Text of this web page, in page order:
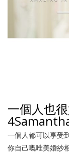
一個人也
一個人都可以享受
你自己嘅唯美婚紗